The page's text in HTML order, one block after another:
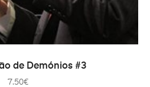
TO CART
de Demónios #3
7.50€